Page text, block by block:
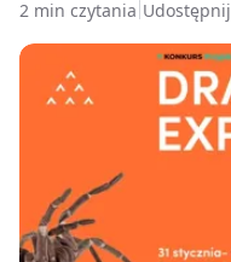
2 min czytania Udostępnij